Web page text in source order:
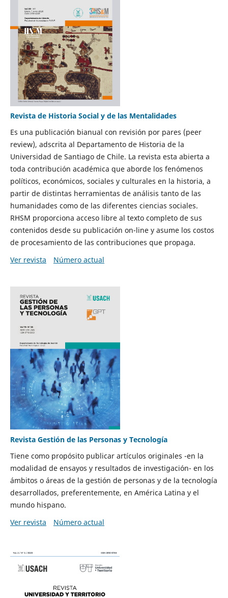
Revista de Historia Social y de las Mentalidades
Es una publicación bianual con revisión por pares (peer
review), adscrita al Departamento de Historia de la
Universidad de Santiago de Chile. La revista esta abierta a
toda contribución académica que aborde los fenómenos
políticos, económicos, sociales y culturales en la historia, a
partir de distintas herramientas de análisis tanto de las
humanidades como de las diferentes ciencias sociales.
RHSM proporciona acceso libre al texto completo de sus
contenidos desde su publicación on-line y asume los costos
de procesamiento de las contribuciones que propaga.
Ver revista
Número actual
Revista Gestión de las Personas y Tecnología
Tiene como propósito publicar artículos originales -en la
modalidad de ensayos y resultados de investigación- en los
ámbitos o áreas de la gestión de personas y de la tecnología
desarrollados, preferentemente, en América Latina y el
mundo hispano.
Ver revista
Número actual